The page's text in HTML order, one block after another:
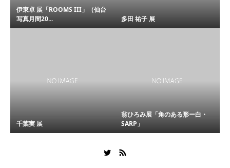
伊東卓 展「ROOMS III」（仙台
写真月間20...
多田 祐子 展
千葉実 展
翁ひろみ展「角のある形ー白・
SARP」